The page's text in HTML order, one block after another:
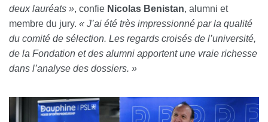
deux lauréats », confie Nicolas Benistan, alumni et
membre du jury. « J’ai été très impressionné par la qualité
du comité de sélection. Les regards croisés de l’université,
de la Fondation et des alumni apportent une vraie richesse
dans l’analyse des dossiers. »